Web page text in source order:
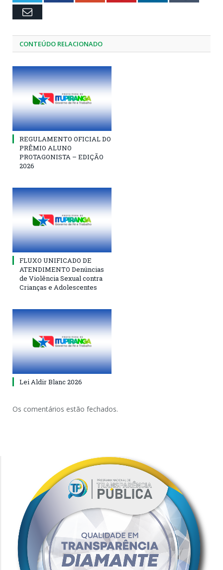
Email
CONTEÚDO RELACIONADO
REGULAMENTO OFICIAL DO
PRÊMIO ALUNO
PROTAGONISTA – EDIÇÃO
2026
FLUXO UNIFICADO DE
ATENDIMENTO Denúncias
de Violência Sexual contra
Crianças e Adolescentes
Lei Aldir Blanc 2026
Os comentários estão fechados.